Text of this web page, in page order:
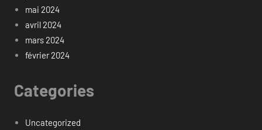
mai 2024
avril 2024
mars 2024
février 2024
Categories
Uncategorized